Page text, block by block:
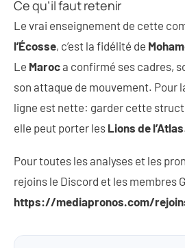
Ce qu’il faut retenir
Le vrai enseignement de cette
l’Écosse, c’est la fidélité de
Le Maroca confirmé ses cadres,
son attaque de mouvement. Pour
ligne est nette: garder cette
elle peut porter les Lions de l’Atlas
Pour toutes les analyses et les
rejoins le Discord et les membres
https://mediapronos.com/